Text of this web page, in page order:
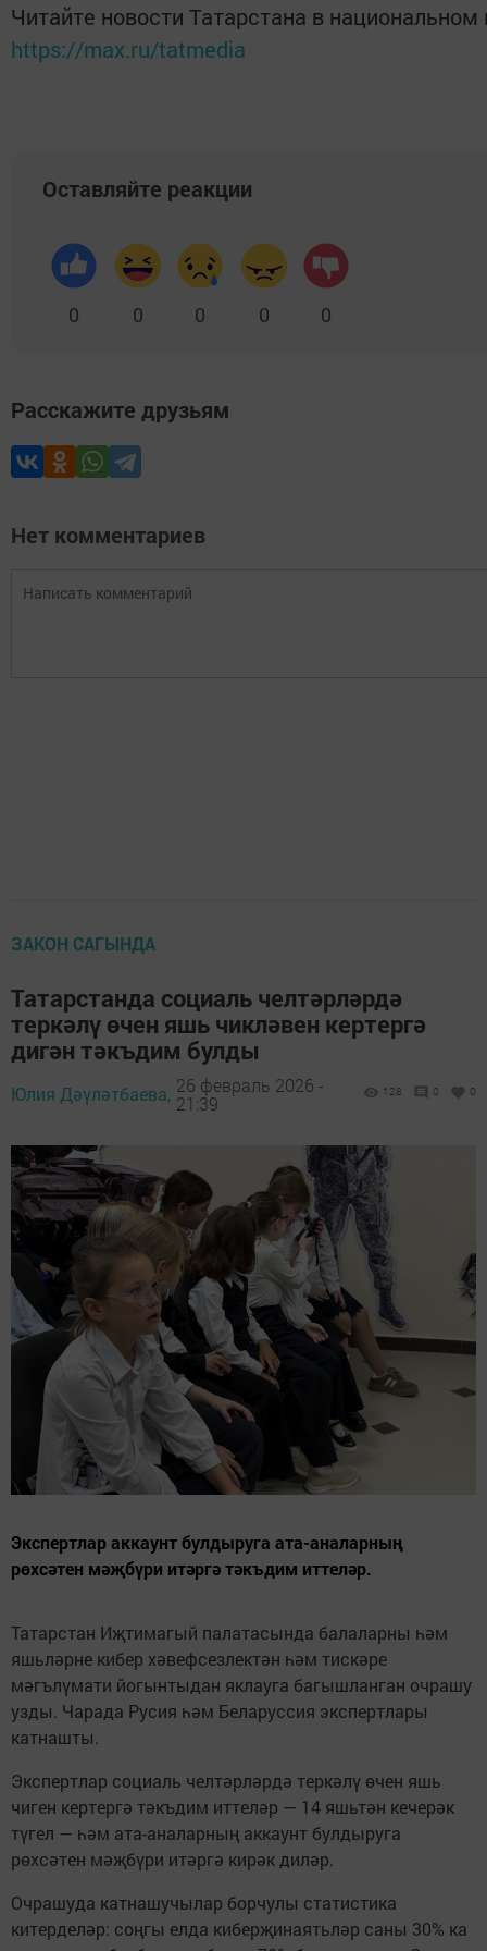
Читайте новости Татарстана в
https://max.ru/tatmedia
Оставляйте реакции
0 0 0 0 0
Расскажите друзьям
Нет комментариев
ЗАКОН САГЫНДА
Татарстанда социаль челтәрләрдә
теркәлү өчен яшь чикләвен кертергә
дигән тәкъдим булды
Юлия Дәүләтбаева, 26 февраль 2026 -
21:39
128 0 0
Экспертлар аккаунт булдыруга ата-аналарның
рөхсәтен мәҗбүри итәргә тәкъдим иттеләр.
Татарстан Иҗтимагый палатасында балаларны һәм
яшьләрне кибер хәвефсезлектән һәм тискәре
мәгълүмати йогынтыдан яклауга багышланган очрашу
узды. Чарада Русия һәм Беларуссия экспертлары
катнашты.
Экспертлар социаль челтәрләрдә теркәлү өчен яшь
чиген кертергә тәкъдим иттеләр — 14 яшьтән кечерәк
түгел — һәм ата-аналарның аккаунт булдыруга
рөхсәтен мәҗбүри итәргә кирәк диләр.
Очрашуда катнашучылар борчулы статистика
китерделәр: соңгы елда киберҗинаятьләр саны 30% ка